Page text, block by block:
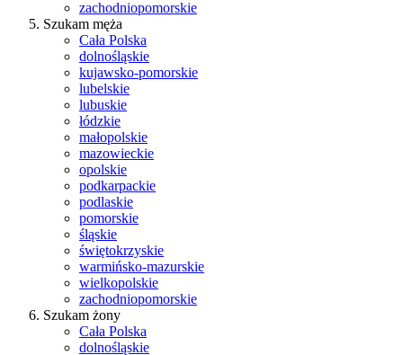
zachodniopomorskie
Szukam męża
Cała Polska
dolnośląskie
kujawsko-pomorskie
lubelskie
lubuskie
łódzkie
małopolskie
mazowieckie
opolskie
podkarpackie
podlaskie
pomorskie
śląskie
świętokrzyskie
warmińsko-mazurskie
wielkopolskie
zachodniopomorskie
Szukam żony
Cała Polska
dolnośląskie